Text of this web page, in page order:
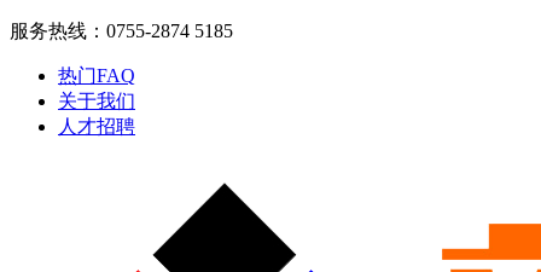
服务热线：0755-2874 5185
热门FAQ
关于我们
人才招聘